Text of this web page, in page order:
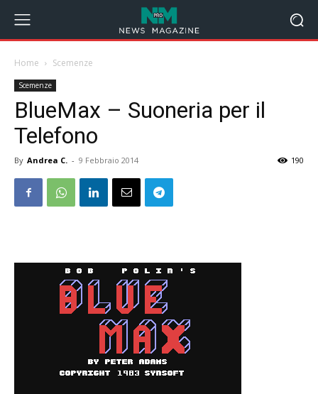
Home Scemenze
Scemenze
BlueMax – Suoneria per il
Telefono
By Andrea C. - 9 Febbraio 2014 190